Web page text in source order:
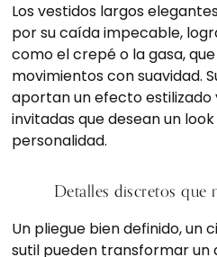
Los vestidos largos
por su caída impecable,
como el crepé o la gasa,
movimientos con suavidad.
aportan un efecto estilizado
invitadas que desean un
personalidad.
Detalles discretos que
Un pliegue bien definido, un
sutil pueden transformar un